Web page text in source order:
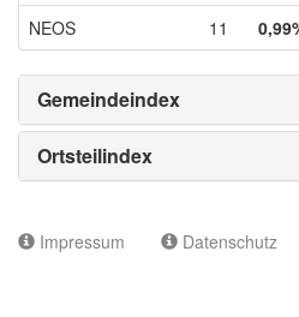
NEOS
11
Gemeindeindex
Ortsteilindex
Impressum Datenschutz